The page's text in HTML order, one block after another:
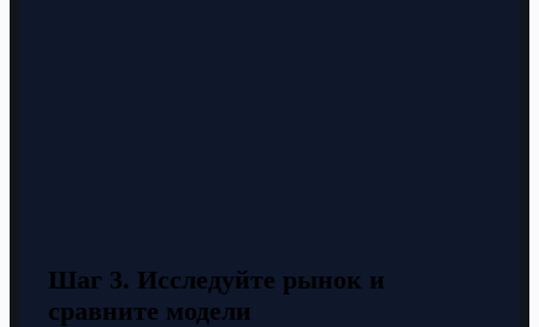
Шаг 3. Исследуйте рынок и
сравните модели